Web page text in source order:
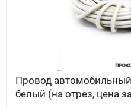
Провод
белый (на отрез, цена